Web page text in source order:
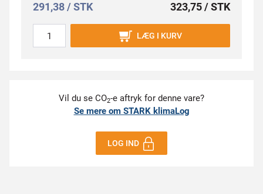
291,38 / STK 323,75 / STK
LÆG I KURV
Vil du se CO2-e aftryk for denne vare?
Se mere om STARK klimaLog
LOG IND